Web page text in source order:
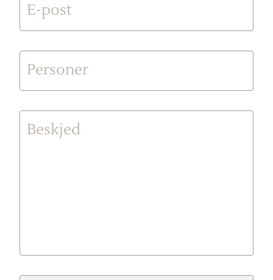
E-post
Personer
Beskjed